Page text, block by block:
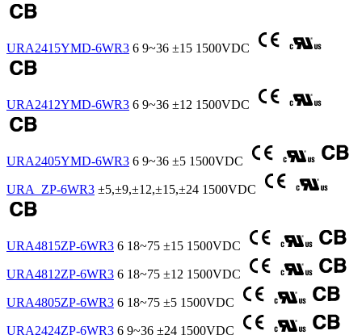
URA2415YMD-6WR3 6 9~36 ±15 1500VDC
URA2412YMD-6WR3 6 9~36 ±12 1500VDC
URA2405YMD-6WR3 6 9~36 ±5 1500VDC
URA_ZP-6WR3 ±5,±9,±12,±15,±24 1500VDC
URA4815ZP-6WR3 6 18~75 ±15 1500VDC
URA4812ZP-6WR3 6 18~75 ±12 1500VDC
URA4805ZP-6WR3 6 18~75 ±5 1500VDC
URA2424ZP-6WR3 6 9~36 ±24 1500VDC